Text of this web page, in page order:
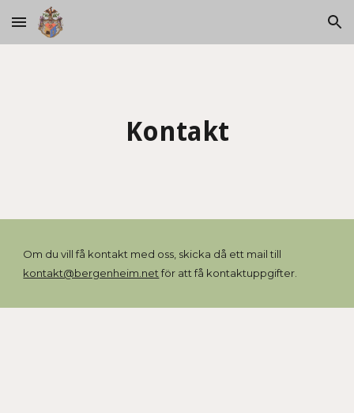
Skip to main content Skip to navigation
Kontakt
Om du vill få kontakt med oss, skicka då ett mail till
kontakt@bergenheim.net för att få kontaktuppgifter.